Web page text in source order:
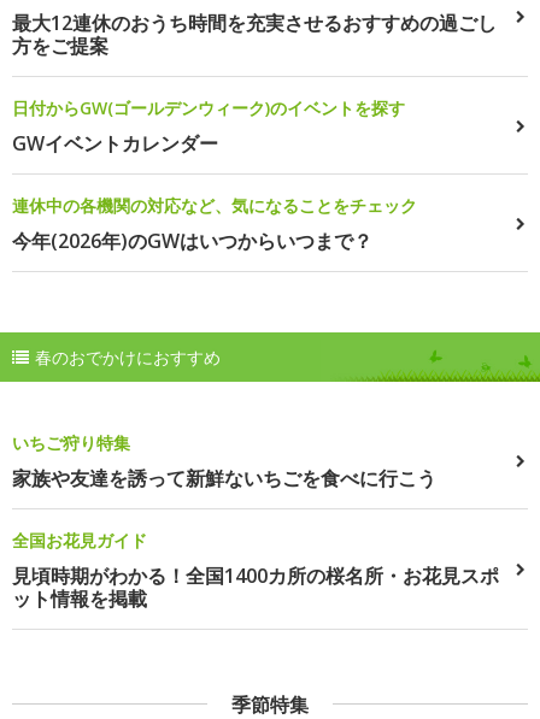
最大12連休のおうち時間を充実させるおすすめの過ごし
方をご提案
日付からGW(ゴールデンウィーク)のイベントを探す
GWイベントカレンダー
連休中の各機関の対応など、気になることをチェック
今年(2026年)のGWはいつからいつまで？
春のおでかけにおすすめ
いちご狩り特集
家族や友達を誘って新鮮ないちごを食べに行こう
全国お花見ガイド
見頃時期がわかる！全国1400カ所の桜名所・お花見スポ
ット情報を掲載
季節特集